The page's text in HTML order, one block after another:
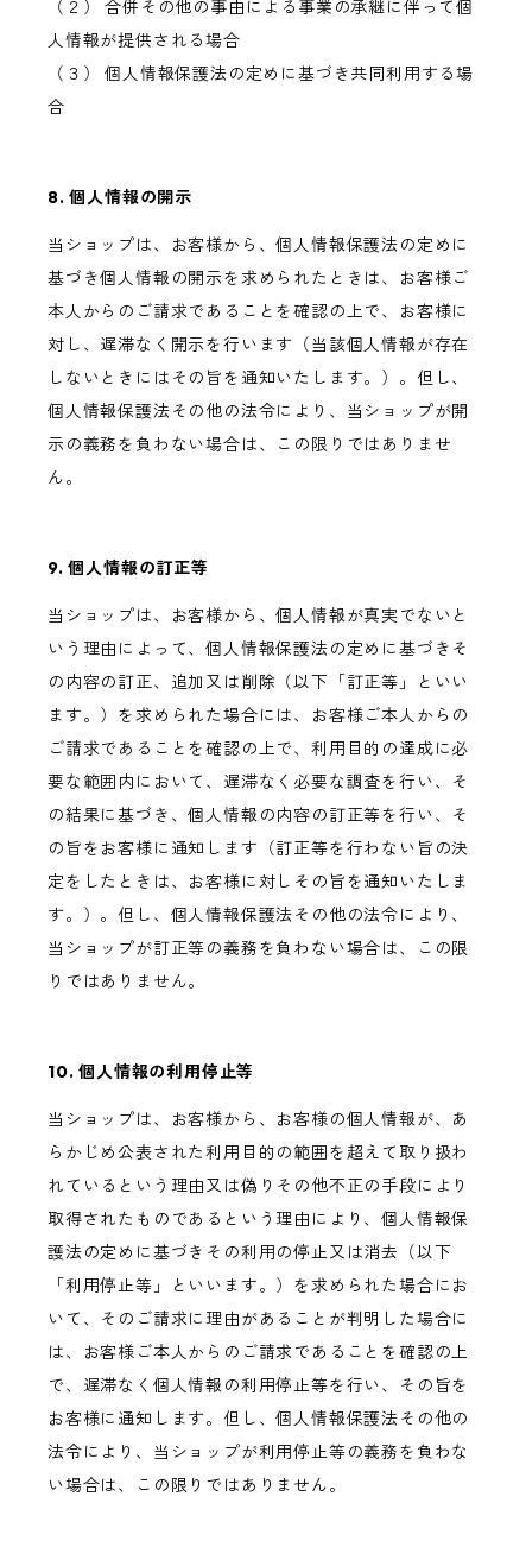
（２） 合併その他の事由による事業の承継に伴って個
人情報が提供される場合
（３） 個人情報保護法の定めに基づき共同利用する場
合
8. 個人情報の開示
当ショップは、お客様から、個人情報保護法の定めに
基づき個人情報の開示を求められたときは、お客様ご
本人からのご請求であることを確認の上で、お客様に
対し、遅滞なく開示を行います（当該個人情報が存在
しないときにはその旨を通知いたします。）。但し、
個人情報保護法その他の法令により、当ショップが開
示の義務を負わない場合は、この限りではありませ
ん。
9. 個人情報の訂正等
当ショップは、お客様から、個人情報が真実でないと
いう理由によって、個人情報保護法の定めに基づきそ
の内容の訂正、追加又は削除（以下「訂正等」といい
ます。）を求められた場合には、お客様ご本人からの
ご請求であることを確認の上で、利用目的の達成に必
要な範囲内において、遅滞なく必要な調査を行い、そ
の結果に基づき、個人情報の内容の訂正等を行い、そ
の旨をお客様に通知します（訂正等を行わない旨の決
定をしたときは、お客様に対しその旨を通知いたしま
す。）。但し、個人情報保護法その他の法令により、
当ショップが訂正等の義務を負わない場合は、この限
りではありません。
10. 個人情報の利用停止等
当ショップは、お客様から、お客様の個人情報が、あ
らかじめ公表された利用目的の範囲を超えて取り扱わ
れているという理由又は偽りその他不正の手段により
取得されたものであるという理由により、個人情報保
護法の定めに基づきその利用の停止又は消去（以下
「利用停止等」といいます。）を求められた場合にお
いて、そのご請求に理由があることが判明した場合に
は、お客様ご本人からのご請求であることを確認の上
で、遅滞なく個人情報の利用停止等を行い、その旨を
お客様に通知します。但し、個人情報保護法その他の
法令により、当ショップが利用停止等の義務を負わな
い場合は、この限りではありません。